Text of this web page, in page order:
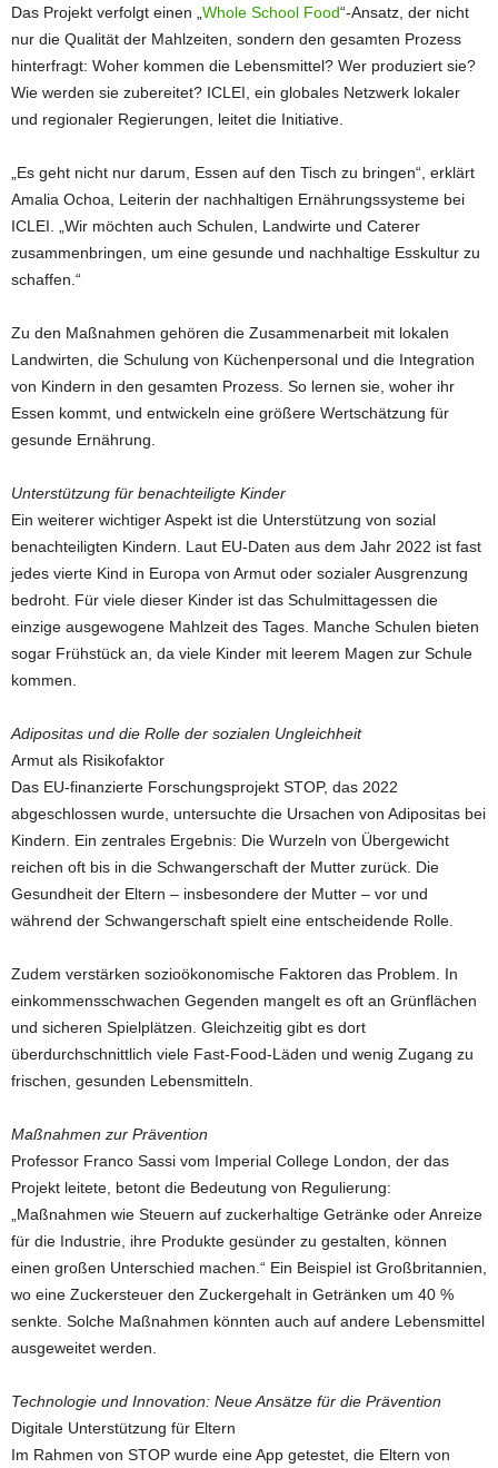
Das Projekt verfolgt einen „ Whole School Food“-Ansatz, der nicht
nur die Qualität der Mahlzeiten, sondern den gesamten Prozess
hinterfragt: Woher kommen die Lebensmittel? Wer produziert sie?
Wie werden sie zubereitet? ICLEI, ein globales Netzwerk lokaler
und regionaler Regierungen, leitet die Initiative.
„Es geht nicht nur darum, Essen auf den Tisch zu bringen“, erklärt
Amalia Ochoa, Leiterin der nachhaltigen Ernährungssysteme bei
ICLEI. „Wir möchten auch Schulen, Landwirte und Caterer
zusammenbringen, um eine gesunde und nachhaltige Esskultur zu
schaffen.“
Zu den Maßnahmen gehören die Zusammenarbeit mit lokalen
Landwirten, die Schulung von Küchenpersonal und die Integration
von Kindern in den gesamten Prozess. So lernen sie, woher ihr
Essen kommt, und entwickeln eine größere Wertschätzung für
gesunde Ernährung.
Unterstützung für benachteiligte Kinder
Ein weiterer wichtiger Aspekt ist die Unterstützung von sozial
benachteiligten Kindern. Laut EU-Daten aus dem Jahr 2022 ist fast
jedes vierte Kind in Europa von Armut oder sozialer Ausgrenzung
bedroht. Für viele dieser Kinder ist das Schulmittagessen die
einzige ausgewogene Mahlzeit des Tages. Manche Schulen bieten
sogar Frühstück an, da viele Kinder mit leerem Magen zur Schule
kommen.
Adipositas und die Rolle der sozialen Ungleichheit
Armut als Risikofaktor
Das EU-finanzierte Forschungsprojekt STOP, das 2022
abgeschlossen wurde, untersuchte die Ursachen von Adipositas bei
Kindern. Ein zentrales Ergebnis: Die Wurzeln von Übergewicht
reichen oft bis in die Schwangerschaft der Mutter zurück. Die
Gesundheit der Eltern – insbesondere der Mutter – vor und
während der Schwangerschaft spielt eine entscheidende Rolle.
Zudem verstärken sozioökonomische Faktoren das Problem. In
einkommensschwachen Gegenden mangelt es oft an Grünflächen
und sicheren Spielplätzen. Gleichzeitig gibt es dort
überdurchschnittlich viele Fast-Food-Läden und wenig Zugang zu
frischen, gesunden Lebensmitteln.
Maßnahmen zur Prävention
Professor Franco Sassi vom Imperial College London, der das
Projekt leitete, betont die Bedeutung von Regulierung:
„Maßnahmen wie Steuern auf zuckerhaltige Getränke oder Anreize
für die Industrie, ihre Produkte gesünder zu gestalten, können
einen großen Unterschied machen.“ Ein Beispiel ist Großbritannien,
wo eine Zuckersteuer den Zuckergehalt in Getränken um 40 %
senkte. Solche Maßnahmen könnten auch auf andere Lebensmittel
ausgeweitet werden.
Technologie und Innovation: Neue Ansätze für die Prävention
Digitale Unterstützung für Eltern
Im Rahmen von STOP wurde eine App getestet, die Eltern von